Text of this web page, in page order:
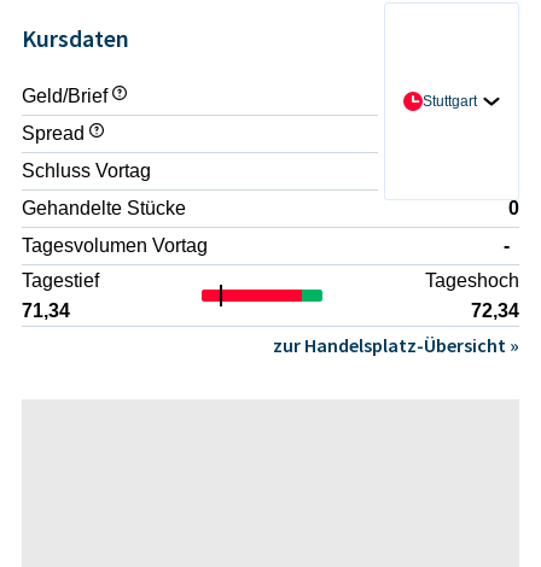
Kursdaten
Stuttgart
Geld/Brief
- / -
Spread
Schluss Vortag
Gehandelte Stücke
0
Tagesvolumen Vortag
-
Tagestief
71,34
Tageshoch
72,34
zur Handelsplatz-Übersicht »